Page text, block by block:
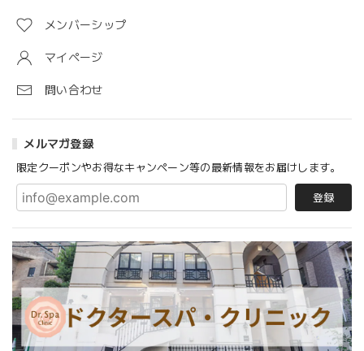
メンバーシップ
マイページ
問い合わせ
メルマガ登録
限定クーポンやお得なキャンペーン等の最新情報をお届けします。
登録